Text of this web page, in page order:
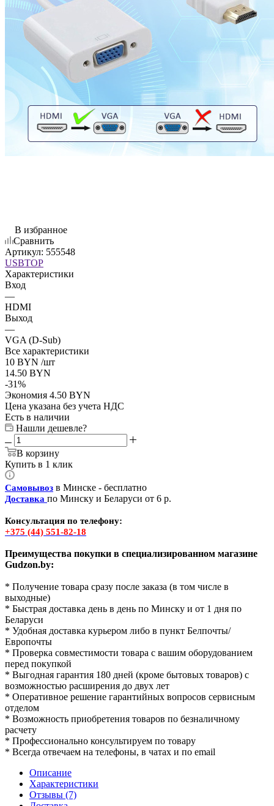
В избранное
Сравнить
Артикул: 555548
USBTOP
Характеристики
Вход
—
HDMI
Выход
—
VGA (D-Sub)
Все характеристики
10 BYN /шт
14.50 BYN
-31%
Экономия 4.50 BYN
Цена указана без учета НДС
Есть в наличии
Нашли дешевле?
В корзину
Купить в 1 клик
Самовывоз в Минске - бесплатно
Доставка по Минску и Беларуси от 6 р.
Консультация по телефону:
+375 (44) 551-82-18
Преимущества покупки в специализированном магазине
Gudzon.by:
* Получение товара сразу после заказа (в том числе в
выходные)
* Быстрая доставка день в день по Минску и от 1 дня по
Беларуси
* Удобная доставка курьером либо в пункт Белпочты/
Европочты
* Проверка совместимости товара с вашим оборудованием
перед покупкой
* Выгодная гарантия 180 дней (кроме бытовых товаров) с
возможностью расширения до двух лет
* Оперативное решение гарантийных вопросов сервисным
отделом
* Возможность приобретения товаров по безналичному
расчету
* Профессионально консультируем по товару
* Всегда отвечаем на телефоны, в чатах и по email
Описание
Характеристики
Отзывы (7)